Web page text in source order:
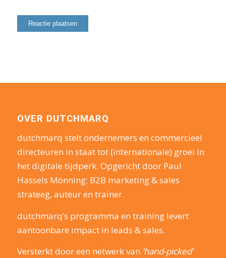
OVER DUTCHMARQ
dutchmarq stelt ondernemers en commercieel
directeuren in staat tot (internationale) groei in
het digitale tijdperk. Opgericht door Paul
Hassels Mönning: B2B marketing & sales
strateeg, auteur en trainer.
dutchmarq’s programma en training levert
aantoonbare impact in leads & sales.
Versterkt door een netwerk van ‘hand-picked’